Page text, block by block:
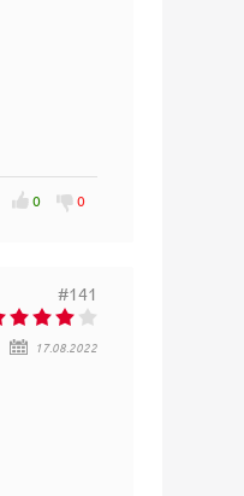
0 0
#141
17.08.2022